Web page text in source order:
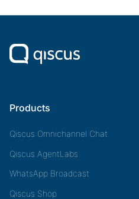
Products
Qiscus Omnichannel Chat
Qiscus AgentLabs
WhatsApp Broadcast
Qiscus Shop